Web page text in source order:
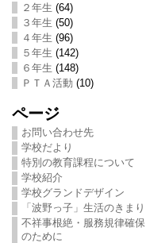
２年生 (64)
３年生 (50)
４年生 (96)
５年生 (142)
６年生 (148)
ＰＴＡ活動 (10)
ページ
お問い合わせ先
学校だより
特別の教育課程について
学校紹介
学校グランドデザイン
「波野っ子」生活のきまり
不祥事根絶・服務規律確保
のために